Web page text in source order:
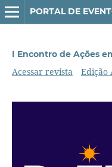
PORTAL DE
I Encontro de Ações
Acessar revista Edição